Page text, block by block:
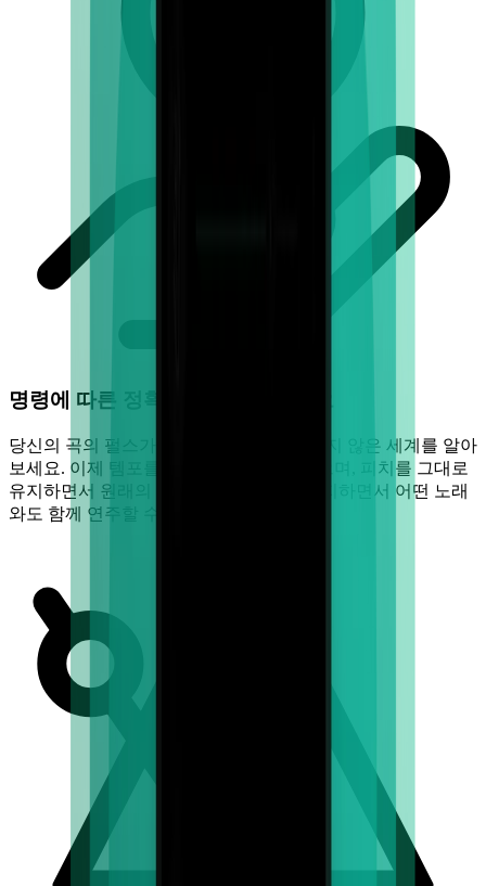
명령에 따른 정확성을 경험하십시오
당신의 곡의 펄스가 결코 알아차리기 어렵지 않은 세계를 알아
보세요. 이제 템포를 줄이거나 늘릴 수 있으며, 피치를 그대로
유지하면서 원래의 고급스러운 품질을 유지하면서 어떤 노래
와도 함께 연주할 수 있습니다.